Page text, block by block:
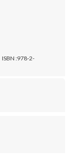
ISBN :978-2-